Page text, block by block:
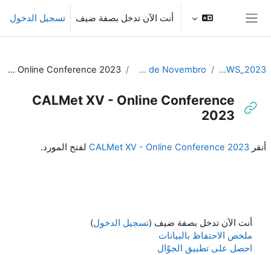
تخطى إلى المحتوى الرئيسي
أنت الآن تدخل بصفة ضيف تسجيل الدخول
Luso-WS_2023
Dia 3 - 22 de Novembro
CALMet XV - Online Conference 2023
CALMet XV - Online Conference
2023
أنقر CALMet XV - Online Conference 2023 لفتح المورد.
أنت الآن تدخل بصفة ضيف (تسجيل الدخول)
ملخص الاحتفاظ بالبيانات
احصل على تطبيق الجوّال